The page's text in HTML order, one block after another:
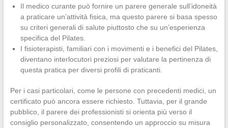
Il medico curante può fornire un parere generale sull’idoneità
a praticare un’attività fisica, ma questo parere si basa spesso
su criteri generali di salute piuttosto che su un’esperienza
specifica del Pilates.
I fisioterapisti, familiari con i movimenti e i benefici del Pilates,
diventano interlocutori preziosi per valutare la pertinenza di
questa pratica per diversi profili di praticanti.
Per i casi particolari, come le persone con precedenti medici, un
certificato può ancora essere richiesto. Tuttavia, per il grande
pubblico, il parere dei professionisti si orienta più verso il
consiglio personalizzato, consentendo un approccio su misura